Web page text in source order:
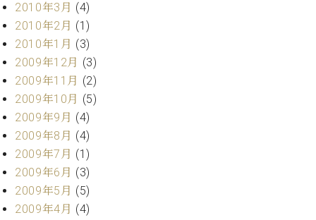
2010年3月 (4)
2010年2月 (1)
2010年1月 (3)
2009年12月 (3)
2009年11月 (2)
2009年10月 (5)
2009年9月 (4)
2009年8月 (4)
2009年7月 (1)
2009年6月 (3)
2009年5月 (5)
2009年4月 (4)